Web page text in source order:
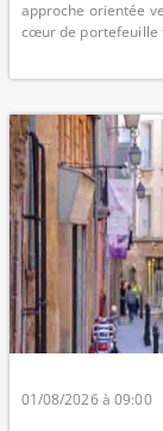
approche orientée
cœur de portefeuille
01/08/2026 à 09:00